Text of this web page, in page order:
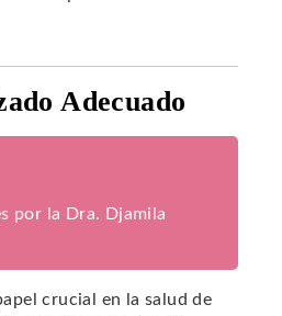
Adecuado
por la Dra. Djamila
crucial en la salud de